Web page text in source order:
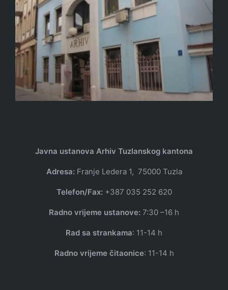
Javna ustanova Arhiv Tuzlanskog kantona
Adresa: Franje Ledera 1, 75000 Tuzla
Telefon/Fax: +387 035 252 620
Radno vrijeme ustanove: 7:30 –16 h
Rad sa strankama: 11-14 h
Radno vrijeme čitaonice: 11-14 h